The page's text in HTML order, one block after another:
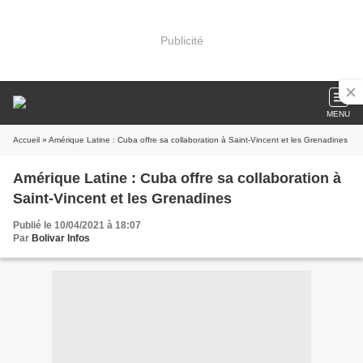
Publicité
MENU
Accueil » Amérique Latine : Cuba offre sa collaboration à Saint-Vincent et les Grenadines
Amérique Latine : Cuba offre sa collaboration à
Saint-Vincent et les Grenadines
Publié le 10/04/2021 à 18:07
Par Bolivar Infos